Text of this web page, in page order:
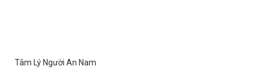
Tâm Lý Người An Nam